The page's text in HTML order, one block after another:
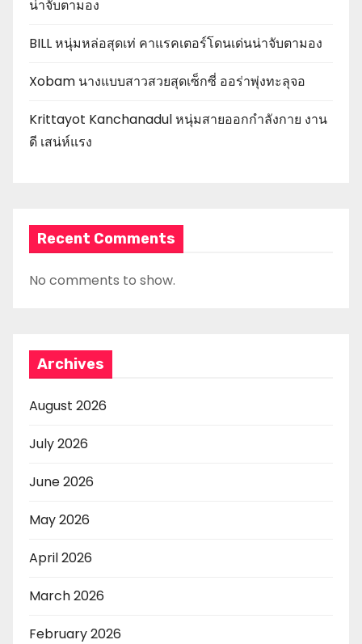
น่าจับตามอง
BILL หนุ่มหล่อสุดเท่ คาแรคเตอร์โดนเด่นน่าจับตามอง
Xobam นางแบบสาวสวยสุดเซ็กซี่ ออร่าพุ่งทะลุจอ
Krittayot Kanchanadul หนุ่มสายออกกำลังกาย งาน
ดี เสน่ห์แรง
Recent Comments
No comments to show.
Archives
August 2026
July 2026
June 2026
May 2026
April 2026
March 2026
February 2026